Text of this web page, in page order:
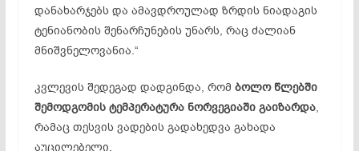
დანახარჯებს და ამავდროულად ზრდის ნიადაგის
ტენიანობის შენარჩუნების უნარს, რაც ძალიან
მნიშვნელოვანია.“
კვლევის შედეგად დადგინდა, რომ ბოლო წლებში
შემოდგომის ტემპერატურა ნორვეგიაში გაიზარდა,
რამაც თესვის ვადების გადახედვა გახადა
აუცილებელი.